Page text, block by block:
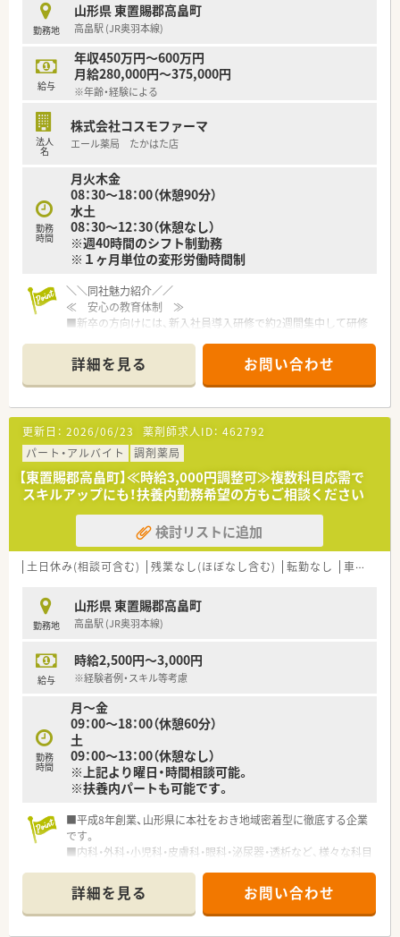
◆着実にキャリアアップ◆
現場から本部でキャリアチェンジする方もいれば、エリアマネー
ジャーになる方など、今後のなりたい姿をサポートしています。
人事考課制度は、自身で立てた目標に対してのフィードバックと
なっているため、目標に向かってどうなりたいかなどを一緒に考
えてくれる会社です！
＼ こんな方を歓迎します！ ／
☆在宅医療に携わった経験がある方、あるいは興味があり今後積
★管理薬剤師の経験を活かしたい方、あるいは今後目指している
方
☆かかりつけの経験がある方、目指していきたい方
≪ 薬局特徴 ≫
1日あたり100枚前後対応しており、2名体制でサポートし合いな
がら業務を進めています。
管理薬剤師が40代男性、勤務薬剤師20代後半の女性、他事務2名
≪ 企業紹介 ≫
福島県に本社を構え、グループを合わせて196店舗展開していま
す。
主に東北・東日本エリアを中心に店舗を構えており、山形県内に
は24店舗ございます。
薬局以外にも医薬品卸、介護領域、保育園の運営など多岐にわた
る経営を行っています。
『よろこばれて、よろこぶ』をコンセプトにしており、お客様から
はもちろんのこと、従業員からの声も反映し喜んで働けるような
環境づくりを行っています。
薬剤師の平均年齢は47歳で、新卒入社の方はほぼ100％の定着率
を誇っています！
勤務地
山形県 東置賜郡高畠町
高畠駅 (JR奥羽本線)
給与
年収450万円～600万円
月給280,000円～375,000円
※年齢・経験による
法人
名
株式会社コスモファーマ
エール薬局 たかはた店
勤務
時間
月火木金
08：30～18：00（休憩90分）
水土
08：30～12：30（休憩なし）
※週40時間のシフト制勤務
※１ヶ月単位の変形労働時間制
＼＼同社魅力紹介／／
≪ 安心の教育体制 ≫
■新卒の方向けには、新入社員導入研修で約2週間集中して研修
■その後フォロー研修やスキルアップ勉強会もございます。
※中途入社の方は、OJT研修として店舗の先輩社員から教えてい
ただきながら、業務を覚えていただきます！
■社外研修として、ファーマシーセミナーや日本薬剤師会主催の
研修会・学術大会にご希望がある方はご参加いただけます。
≪ 長く働ける環境 ≫
◆有給休暇の取得や育児休暇など、従業員の皆さんが長く働ける
環境を整えております。
◆シフトは本社が作成しており、店舗全体のバランスを見て、無
理のない人数体制で勤務できるよう調整しております。
◆お互い様の風土が根付けており、有給休暇の取得率が80％以
上と高水準です。
◆育児休暇取得率は90％以上で、男性の育休実績もあり、お仕事
≪ 企業について ≫
福島県郡山市に本社をおき、福島県を中心とし多数店舗展開して
地域に根ざした店舗展開をベースに、地域医療に開かれた薬局作
りを目指しています。
な経験を積んでいただけます。
≪ 店舗の特長 ≫
JR高畠駅から徒歩5分圏内でお車通勤でも電車でも通勤しやす
い立地です！
新幹線停車駅ですので県外からお越しの方も帰省しやすい環境
内科をメインに応需しており、薬剤師は3名在籍しているため、
サポート体制も整っています。
≪ こんな方にオススメ ≫
★管理薬剤師の経験を活かして働きたい方、あるいは今後目指し
ている方
★ライフステージに合わせて長く働きたい方
詳細を見る お問い合わせ
更新日： 2026/06/23 薬剤師求人ID： 462792
パート・アルバイト
調剤薬局
【東置賜郡高畠町】≪時給3,000円調整可≫複数科目応需で
スキルアップにも！扶養内勤務希望の方もご相談ください
検討リストに追加
土日休み(相談可含む) 残業なし(ほぼなし含む) 転勤なし 車通勤可
勤務地
山形県 東置賜郡高畠町
高畠駅 (JR奥羽本線)
給与
時給2,500円～3,000円
※経験者例・スキル等考慮
勤務
時間
月～金
09：00～18：00（休憩60分）
土
09：00～13：00（休憩なし）
※上記より曜日・時間相談可能。
※扶養内パートも可能です。
■平成8年創業、山形県に本社をおき地域密着型に徹底する企業
です。
■内科・外科・小児科・皮膚科・眼科・泌尿器・透析など、様々な科目
環境です。
■年齢不問、若手からベテランまでが活躍する企業です。勉強し
て地域に貢献したい方、歓迎いたします。
詳細を見る お問い合わせ